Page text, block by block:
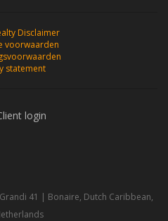
Disclaimer
voorwaarden
statement
login
41 | Bonaire, Dutch Caribbean,